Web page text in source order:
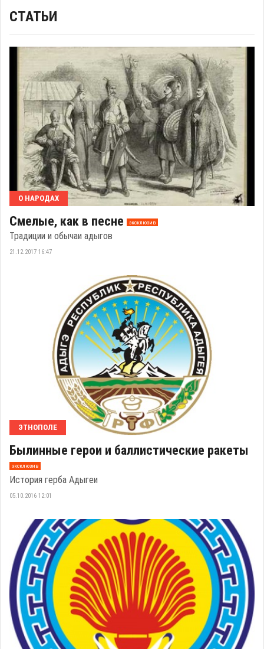
СТАТЬИ
О НАРОДАХ
Смелые, как в песне эксклюзив
Традиции и обычаи адыгов
21.12.2017 16:47
ЭТНОПОЛЕ
Былинные герои и баллистические ракеты
эксклюзив
История герба Адыгеи
05.10.2016 12:01